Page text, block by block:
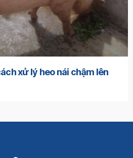
xử lý heo nái chậm lên